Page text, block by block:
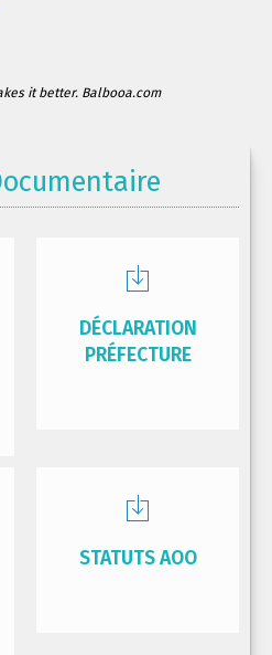
it better. Balbooa.com
DÉCLARATION
PRÉFECTURE
STATUTS AOO